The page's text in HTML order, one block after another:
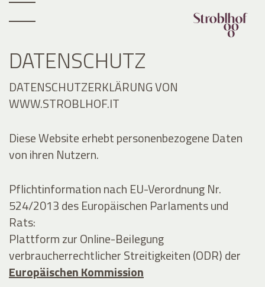
DATENSCHUTZ
DATENSCHUTZERKLÄRUNG VON
WWW.STROBLHOF.IT
Diese Website erhebt personenbezogene Daten
von ihren Nutzern.
Pflichtinformation nach EU-Verordnung Nr.
524/2013 des Europäischen Parlaments und
Rats:
Plattform zur Online-Beilegung
verbraucherrechtlicher Streitigkeiten (ODR) der
Europäischen Kommission